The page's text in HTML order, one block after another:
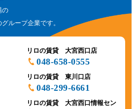
の
ループ企業です。
リロの賃貸 大宮西口店
048-658-0555
リロの賃貸 東川口店
048-299-6661
リロの賃貸 大宮西口情報セン